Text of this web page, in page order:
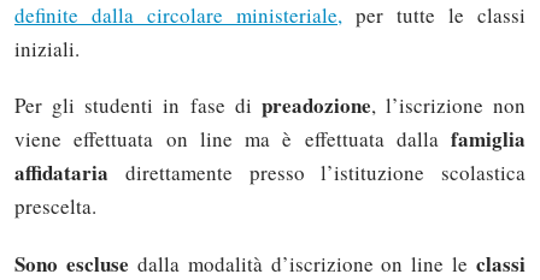
definite dalla circolare ministeriale, per tutte le classi
iniziali.
Per gli studenti in fase di preadozione, l’iscrizione non
viene effettuata on line ma è effettuata dalla famiglia
affidataria direttamente presso l’istituzione scolastica
prescelta.
Sono escluse dalla modalità d’iscrizione on line le classi